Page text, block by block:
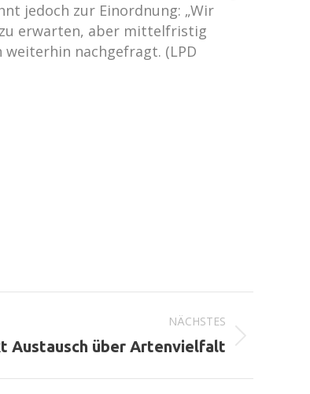
jedoch zur Einordnung: „Wir
erwarten, aber mittelfristig
nachgefragt. (LPD
NÄCHSTES
Austausch über Artenvielfalt